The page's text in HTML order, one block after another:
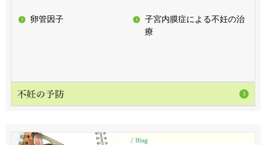
卵管因子
子宮内膜症による不妊の治
療